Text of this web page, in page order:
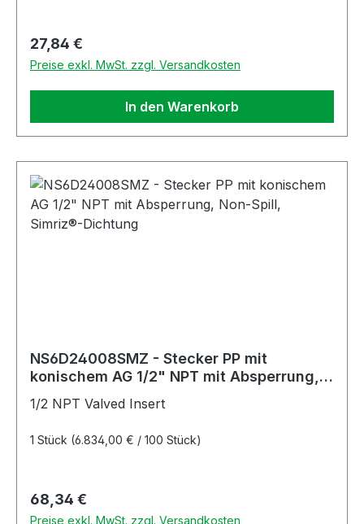
Regulärer Preis:
27,84 €
Preise exkl. MwSt. zzgl. Versandkosten
In den Warenkorb
NS6D24008SMZ - Stecker PP mit
konischem AG 1/2" NPT mit Absperrung,
1/2 NPT Valved Insert
1 Stück (6.834,00 € / 100 Stück)
Regulärer Preis:
68,34 €
Preise exkl. MwSt. zzgl. Versandkosten